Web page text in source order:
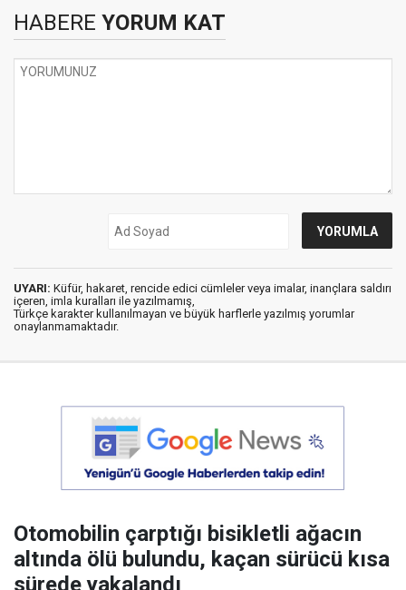
HABERE YORUM KAT
UYARI: Küfür, hakaret, rencide edici cümleler veya imalar, inançlara saldırı
içeren, imla kuralları ile yazılmamış,
Türkçe karakter kullanılmayan ve büyük harflerle yazılmış yorumlar
onaylanmamaktadır.
Otomobilin çarptığı bisikletli ağacın
altında ölü bulundu, kaçan sürücü kısa
sürede yakalandı